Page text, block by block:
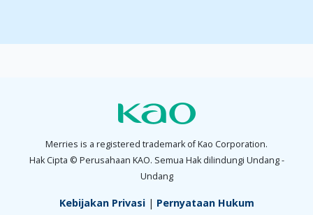
Merries is a registered trademark of Kao Corporation.
Hak Cipta © Perusahaan KAO. Semua Hak dilindungi Undang -
Undang
Kebijakan Privasi| Pernyataan Hukum